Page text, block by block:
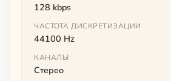
128 kbps
ЧАСТОТА ДИСКРЕТИЗАЦИИ
44100 Hz
КАНАЛЫ
Стерео